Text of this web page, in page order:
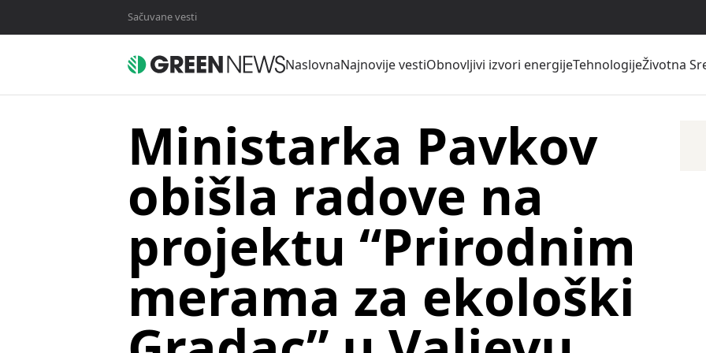
Sačuvane vesti
NaslovnaNajnovije vestiObnovljivi izvori energijeTehnologijeŽivotna
Ministarka Pavkov
obišla radove na
projektu “Prirodnim
merama za ekološki